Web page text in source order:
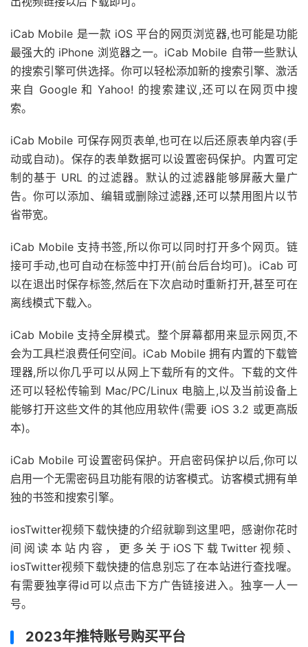
iCab Mobile 是一款 iOS 平台的网页浏览器,也可能是功能
最强大的 iPhone 浏览器之一。iCab Mobile 自带一些默认
的搜索引擎可供选择。你可以轻松添加新的搜索引擎、激活
来自 Google 和 Yahoo! 的搜索建议,还可以在网页中搜
索。
iCab Mobile 可保存网页表单,也可在以后还原表单内容(手
动或自动)。保存的表单数据可以设置密码保护。内置可定
制的基于 URL 的过滤器。默认的过滤器能够屏蔽大量广
告。你可以添加、编辑或删除过滤器,还可以禁用图片以节
省带宽。
iCab Mobile 支持书签,所以你可以同时打开多个网页。链
接可手动,也可自动在标签中打开(前台后台均可)。iCab 可
以在退出时保存标签,然后在下次启动时重新打开,甚至可在
离线模式下载入。
iCab Mobile 支持全屏模式。整个屏幕都用来显示网页,不
会为工具栏浪费任何空间。iCab Mobile 拥有内置的下载管
理器,所以你几乎可以从网上下载所有的文件。下载的文件
还可以轻松传输到 Mac/PC/Linux 电脑上,以及当前设备上
能够打开这些文件的其他应用软件(需要 iOS 3.2 或更高版
本)。
iCab Mobile 可设置密码保护。开启密码保护以后,你可以
启用一个无需密码且功能有限的访客模式。访客模式拥有单
独的书签和搜索引擎。
iosTwitter视频下载快捷的介绍就聊到这里吧，感谢你花时
间阅读本站内容，更多关于iOS下载Twitter视频、
iosTwitter视频下载快捷的信息别忘了在本站进行查找喔。
有需要独享得id可以点击下方广告链接进入。独享一人一
号。
2023年推特账号购买平台